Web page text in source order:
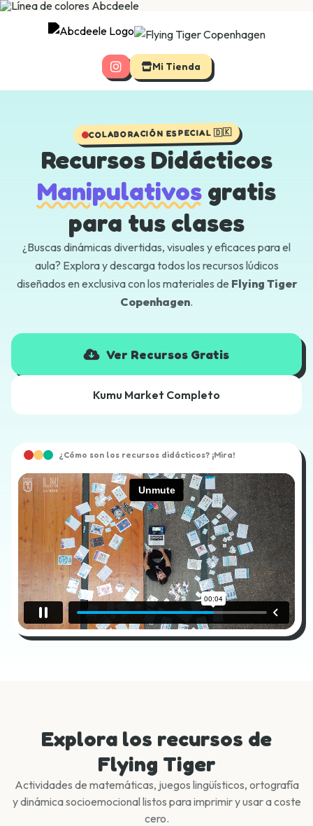
Mi Tienda
COLABORACIÓN ESPECIAL 🇩🇰
Recursos Didácticos
Manipulativos gratis
para tus clases
¿Buscas dinámicas divertidas, visuales y eficaces para el
aula? Explora y descarga todos los recursos lúdicos
diseñados en exclusiva con los materiales de Flying Tiger
Copenhagen.
Ver Recursos Gratis
Kumu Market Completo
¿Cómo son los recursos didácticos? ¡Mira!
Explora los recursos de
Flying Tiger
Actividades de matemáticas, juegos lingüísticos, ortografía
y dinámica socioemocional listos para imprimir y usar a coste
cero.